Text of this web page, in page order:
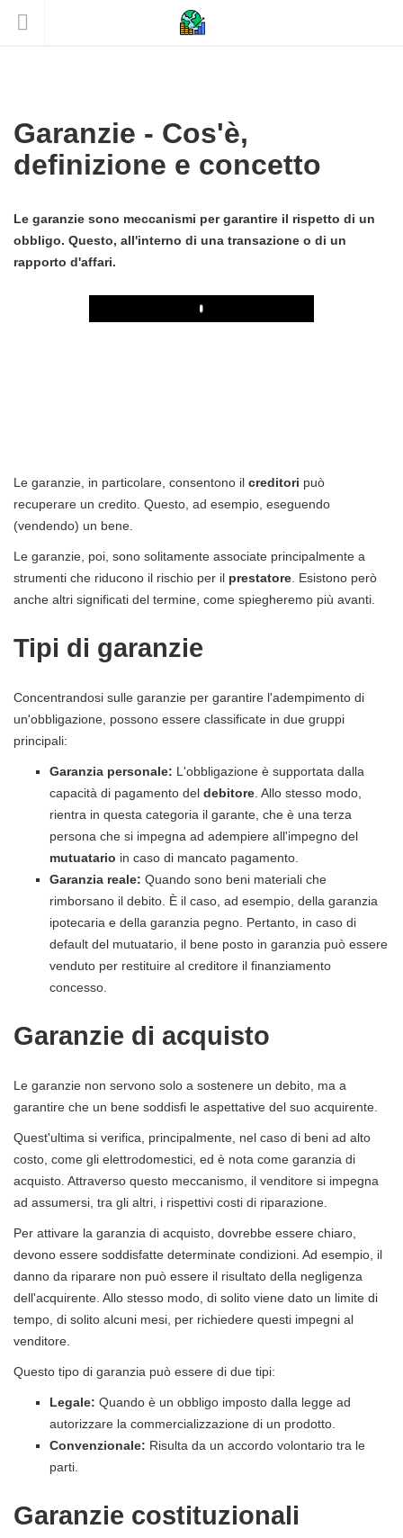
Garanzie - Cos'è,
definizione e concetto
Le garanzie sono meccanismi per garantire il rispetto di un
obbligo. Questo, all'interno di una transazione o di un
rapporto d'affari.
Play
Le garanzie, in particolare, consentono il creditori può
recuperare un credito. Questo, ad esempio, eseguendo
(vendendo) un bene.
Le garanzie, poi, sono solitamente associate principalmente a
strumenti che riducono il rischio per il prestatore . Esistono però
anche altri significati del termine, come spiegheremo più avanti.
Tipi di garanzie
Concentrandosi sulle garanzie per garantire l'adempimento di
un'obbligazione, possono essere classificate in due gruppi
principali:
Garanzia personale: L'obbligazione è supportata dalla
capacità di pagamento del debitore . Allo stesso modo,
rientra in questa categoria il garante, che è una terza
persona che si impegna ad adempiere all'impegno del
mutuatario in caso di mancato pagamento.
Garanzia reale: Quando sono beni materiali che
rimborsano il debito. È il caso, ad esempio, della garanzia
ipotecaria e della garanzia pegno. Pertanto, in caso di
default del mutuatario, il bene posto in garanzia può essere
venduto per restituire al creditore il finanziamento
concesso.
Garanzie di acquisto
Le garanzie non servono solo a sostenere un debito, ma a
garantire che un bene soddisfi le aspettative del suo acquirente.
Quest'ultima si verifica, principalmente, nel caso di beni ad alto
costo, come gli elettrodomestici, ed è nota come garanzia di
acquisto. Attraverso questo meccanismo, il venditore si impegna
ad assumersi, tra gli altri, i rispettivi costi di riparazione.
Per attivare la garanzia di acquisto, dovrebbe essere chiaro,
devono essere soddisfatte determinate condizioni. Ad esempio, il
danno da riparare non può essere il risultato della negligenza
dell'acquirente. Allo stesso modo, di solito viene dato un limite di
tempo, di solito alcuni mesi, per richiedere questi impegni al
venditore.
Questo tipo di garanzia può essere di due tipi:
Legale: Quando è un obbligo imposto dalla legge ad
autorizzare la commercializzazione di un prodotto.
Convenzionale: Risulta da un accordo volontario tra le
parti.
Garanzie costituzionali